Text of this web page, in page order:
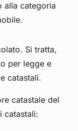
alla categoria
Si tratta,
per legge e
catastali.
catastale del
catastali: